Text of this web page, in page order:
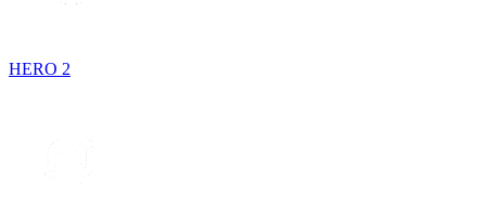
HERO 2